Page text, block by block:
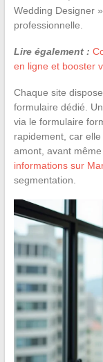
Wedding Designer
professionnelle.
Lire également :
en ligne et booster
Chaque site
formulaire dédié.
via le formulaire
rapidement, car
amont, avant
informations sur
segmentation.